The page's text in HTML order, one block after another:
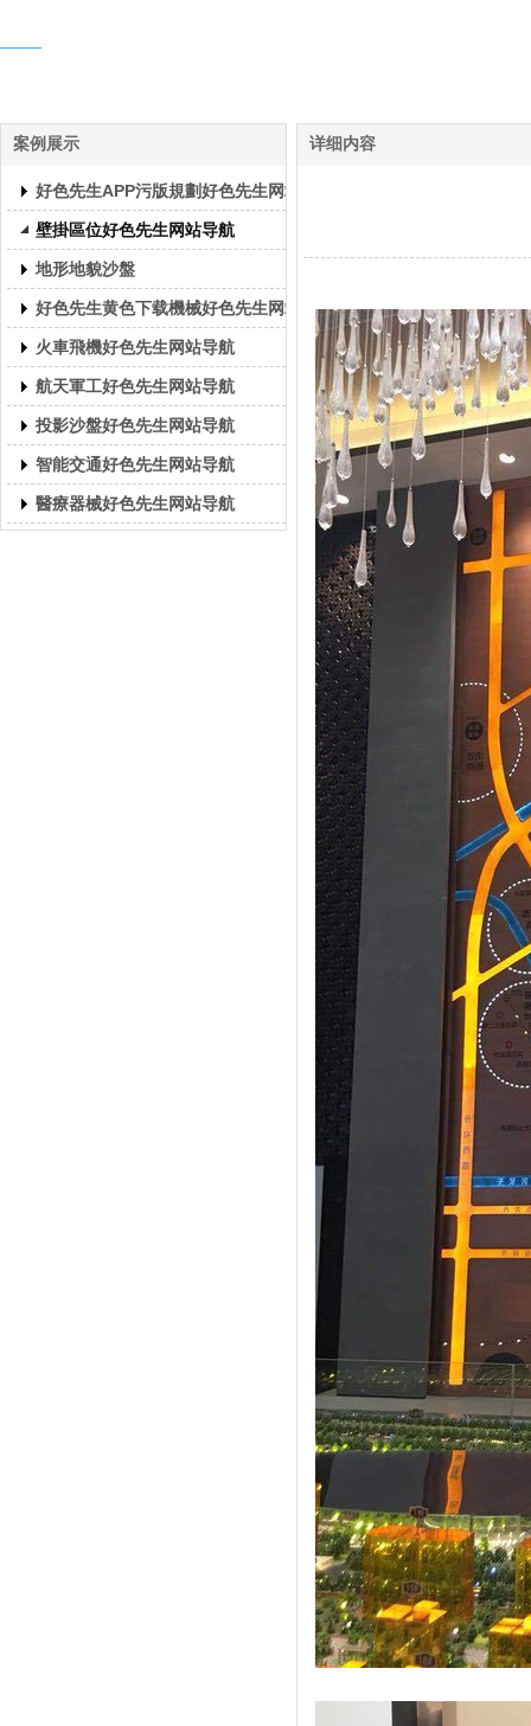
案例展示
好色先生APP污版規劃好色先生网站导航
壁掛區位好色先生网站导航
地形地貌沙盤
好色先生黄色下载機械好色先生网站导航
火車飛機好色先生网站导航
航天軍工好色先生网站导航
投影沙盤好色先生网站导航
智能交通好色先生网站导航
醫療器械好色先生网站导航
详细内容